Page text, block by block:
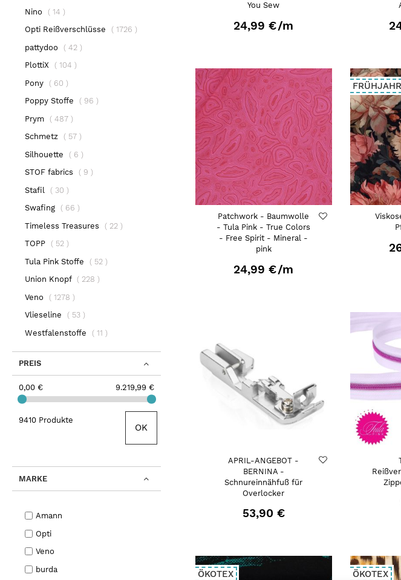
You Sew
24,99 €/m
Patchwork - Baumwolle
- Tula Pink - True Colors
- Free Spirit - Mineral -
pink
24,99 €/m
APRIL-ANGEBOT -
BERNINA -
Schnureinnähfuß für
Overlocker
53,90 €
ÖKOTEX ÖKOTEX
Nino 14 Artikel
Opti Reißverschlüsse 1726 Artikel
pattydoo 42 Artikel
PlottiX 104 Artikel
Pony 60 Artikel
Poppy Stoffe 96 Artikel
Prym 487 Artikel
Schmetz 57 Artikel
Silhouette 6 Artikel
STOF fabrics 9 Artikel
Stafil 30 Artikel
Swafing 66 Artikel
Timeless Treasures 22 Artikel
TOPP 52 Artikel
Tula Pink Stoffe 52 Artikel
Union Knopf 228 Artikel
Veno 1278 Artikel
Vlieseline 53 Artikel
Westfalenstoffe 11 Artikel
PREIS
0,00 € 9.219,99 €
9410 Produkte
OK
MARKE
Amann
Opti
Veno
burda